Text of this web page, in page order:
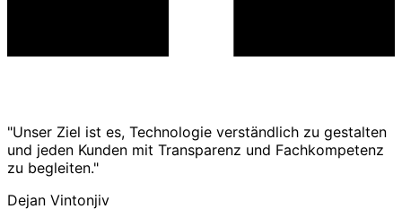
"Unser Ziel ist es, Technologie verständlich zu gestalten
und jeden Kunden mit Transparenz und Fachkompetenz
zu begleiten."
Dejan Vintonjiv